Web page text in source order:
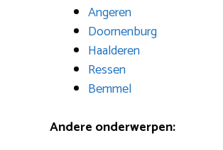
Angeren
Doornenburg
Haalderen
Ressen
Bemmel
Andere onderwerpen: